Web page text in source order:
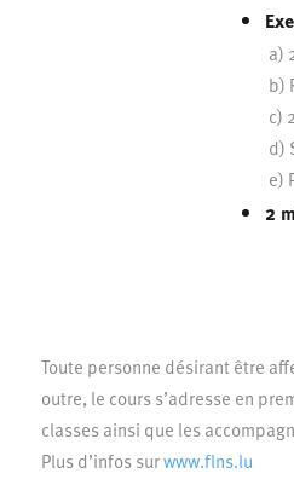
a)
b)
c)
d)
e)
2
Toute personne désirant être
outre, le cours s’adresse en
classes ainsi que les
Plus d’infos surwww.flns.lu